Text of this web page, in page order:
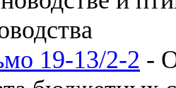
19-13/2-2 -